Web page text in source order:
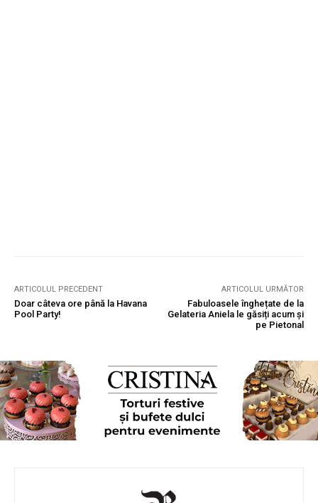
ARTICOLUL PRECEDENT
Doar câteva ore până la Havana
Pool Party!
ARTICOLUL URMĂTOR
Fabuloasele înghețate de la
Gelateria Aniela le găsiți acum și
pe Pietonal